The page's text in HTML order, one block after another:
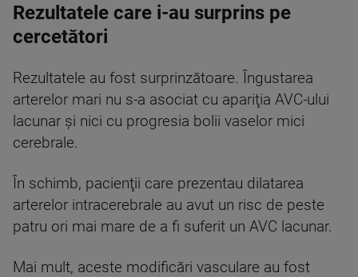
Rezultatele care i-au surprins pe
cercetători
Rezultatele au fost surprinzătoare. Îngustarea
arterelor mari nu s-a asociat cu apariţia AVC-ului
lacunar şi nici cu progresia bolii vaselor mici
cerebrale.
În schimb, pacienţii care prezentau dilatarea
arterelor intracerebrale au avut un risc de peste
patru ori mai mare de a fi suferit un AVC lacunar.
Mai mult, aceste modificări vasculare au fost